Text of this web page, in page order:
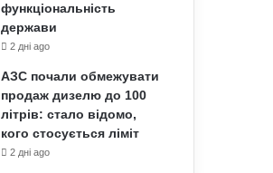
функціональність
держави
2 дні ago
АЗС почали обмежувати
продаж дизелю до 100
літрів: стало відомо,
кого стосується ліміт
2 дні ago